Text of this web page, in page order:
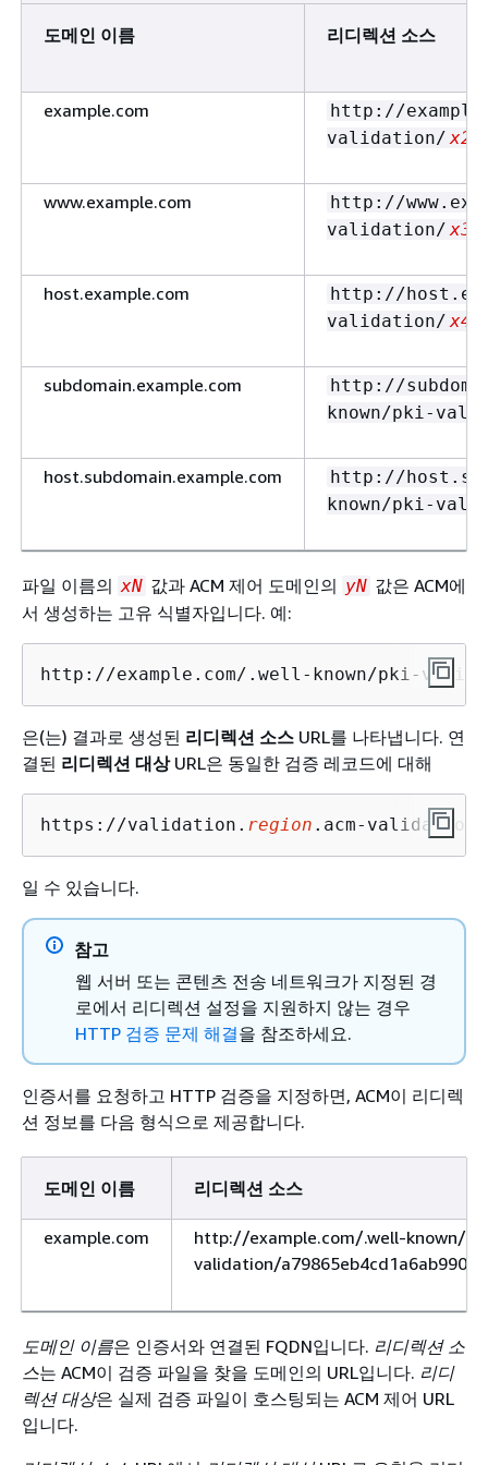
도메인 이름 리디렉션 소스
example.com
http://
validation/ x2
www.example.com
http://
validation/ x3
host.example.com
http://
validation/ x4
subdomain.example.com
http://
known/pki-
host.subdomain.example.com
http://
known/pki-
파일 이름의 xN 값과 ACM 제어 도메인의 yN 값은 ACM에
서 생성하는 고유 식별자입니다. 예:
http://example.com/.well-known/pki-
은(는) 결과로 생성된 리디렉션 소스 URL를 나타냅니다. 연
결된 리디렉션 대상URL은 동일한 검증 레코드에 대해
https://validation. region .acm-
일 수 있습니다.
참고
웹 서버 또는 콘텐츠 전송 네트워크가 지정된 경
로에서 리디렉션 설정을 지원하지 않는 경우
HTTP 검증 문제 해결을 참조하세요.
인증서를 요청하고 HTTP 검증을 지정하면, ACM이 리디렉
션 정보를 다음 형식으로 제공합니다.
도메인 이름 리디렉션 소스
example.com
http://example.com/.well-known/
validation/
도메인 이름은 인증서와 연결된 FQDN입니다. 리디렉션 소
스는 ACM이 검증 파일을 찾을 도메인의 URL입니다. 리디
렉션 대상은 실제 검증 파일이 호스팅되는 ACM 제어 URL
입니다.